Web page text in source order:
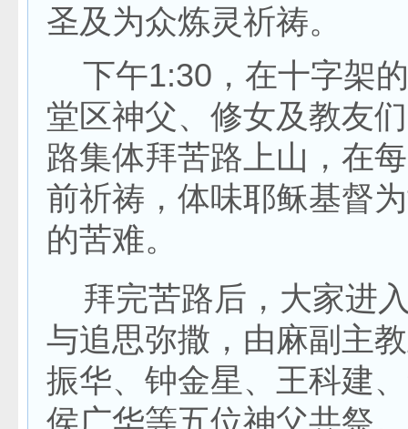
圣及为众炼灵祈祷。
下午1:30，在十字架
堂区神父、修女及教友
路集体拜苦路上山，在
前祈祷，体味耶稣基督
的苦难。
拜完苦路后，大家进
与追思弥撒，由麻副主
振华、钟金星、王科建
侯广华等五位神父共祭。